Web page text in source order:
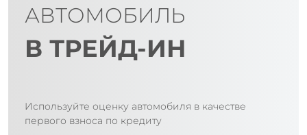
АВТОМОБИЛЬ
В ТРЕЙД-ИН
Используйте оценку автомобиля в качестве
первого взноса по кредиту